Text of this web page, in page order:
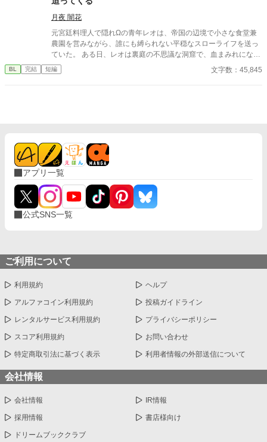
月夜 闇花
元宮廷料理人で隠れΩの青年レオは、帝国の辺境で小さな食堂兼
農園を営みながら、誰にも縛られない平穏なスローライフを送っ
ていた。 ある日、レオは裏庭の不思議な洞窟で、血まみれになっ
て倒れていた大柄な青年アレクを拾う。 彼の正体は、お忍びで辺
境を訪れていた帝国最強のα皇帝だった。 身分を隠してレオの家
る！ ※本作にはボーイズラブ要素およびオメガバース設定（α、
β、Ωの概念やフェロモンに関する描写）が含まれています。苦手
な方は閲覧にご注意ください。
BL 完結 短編 文字数：45,845
アプリ一覧
公式SNS一覧
ご利用について
利用規約 ヘルプ
アルファコイン利用規約 投稿ガイドライン
レンタルサービス利用規約 プライバシーポリシー
スコア利用規約 お問い合わせ
特定商取引法に基づく表示 利用者情報の外部送信について
会社情報
会社情報 IR情報
採用情報 書店様向け
ドリームブッククラブ